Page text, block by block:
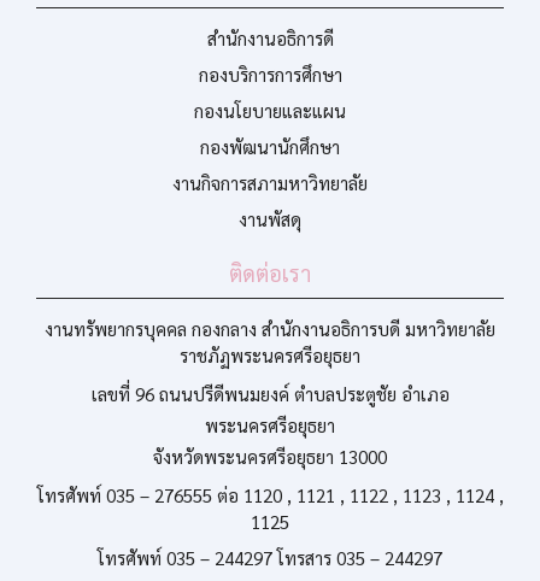
สำนักงานอธิการดี
กองบริการการศึกษา
กองนโยบายและแผน
กองพัฒนานักศึกษา
งานกิจการสภามหาวิทยาลัย
งานพัสดุ
ติดต่อเรา
งานทรัพยากรบุคคล กองกลาง สำนักงานอธิการบดี มหาวิทยาลัย
ราชภัฏพระนครศรีอยุธยา
เลขที่ 96 ถนนปรีดีพนมยงค์ ตำบลประตูชัย อำเภอ
พระนครศรีอยุธยา
จังหวัดพระนครศรีอยุธยา 13000
โทรศัพท์ 035 – 276555 ต่อ 1120 , 1121 , 1122 , 1123 , 1124 ,
1125
โทรศัพท์ 035 – 244297 โทรสาร 035 – 244297